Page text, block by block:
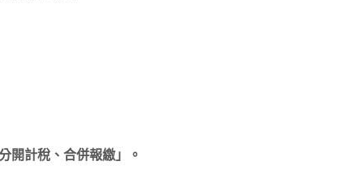
開計稅、合併報繳」。